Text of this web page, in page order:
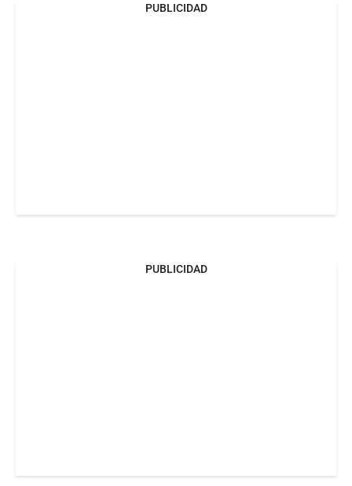
PUBLICIDAD
PUBLICIDAD